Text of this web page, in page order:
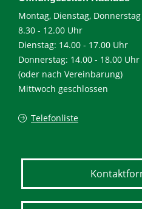
Montag, Dienstag,
8.30 - 12.00 Uhr
Dienstag: 14.00 - 17.00 Uhr
Donnerstag: 14.00 - 18.00 Uhr
(oder nach Vereinbarung)
Mittwoch geschlossen
Telefonliste